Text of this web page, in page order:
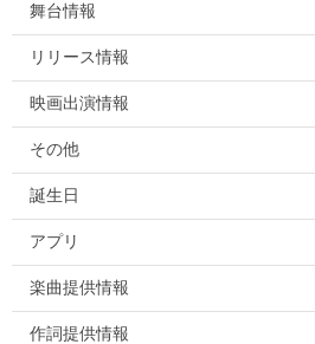
舞台情報
リリース情報
映画出演情報
その他
誕生日
アプリ
楽曲提供情報
作詞提供情報